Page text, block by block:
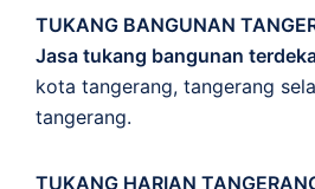
TUKANG BANGUNAN
Jasa tukang bangunan
kota tangerang, tangerang
tangerang.
TUKANG HARIAN